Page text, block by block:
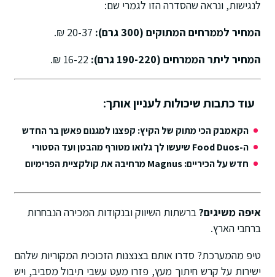
לנגישות, ונראה שהסדרה הזו לגמרי שם:
המחיר לממרחים המתוקים (300 גרם):
.
המחיר ליתר הממרחים (190-220 גרם):
.
עוד כתבות שיכולות לעניין אותך:
הקאמבק הכי מתוק של הקיץ: קפצנו למגנום פאשן בר החדש
ה-Food Duos שיעשו לך גלואו מטורף מהבטן ועד הסטורי
חדש על הכיריים: Magnus מרחיבה את קולקציית הפרימיום
איפה משיגים?ברשתות השיווק ובנקודות המכירה הנבחרות
ברחבי הארץ.
טיפ מהמערכת? סדרו אותם בצנצנות הזכוכית המקוריות שלהם
ישירות על קרש חיתוך מעץ, פזרו מעט עשבי תיבול מסביב, ויש